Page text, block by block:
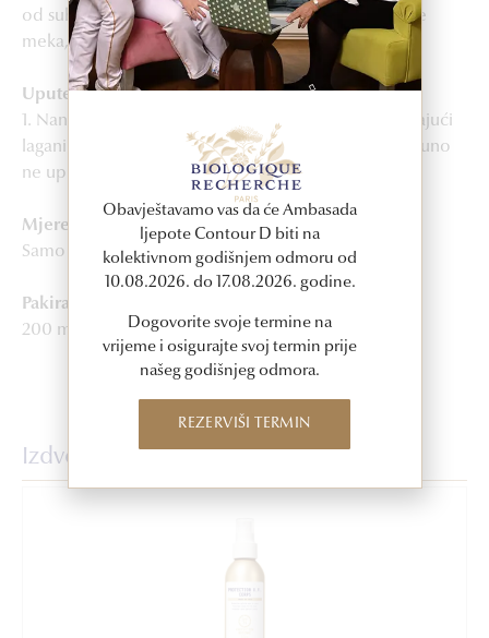
od suhoće. Poslije upotrebe ove kreme koža postaje
meka, nježna, glatka i uravnotežena.
Upute za upotrebu
1. Nanosi se na cijelo tijelo ujutro i/ili navečer, masirajući
laganim pokretima uzlaznim pokretima dok se potpuno
ne upije.
Mjere opreza
Samo za vanjsku upotrebu.
Pakiranje
200 ml
Izdvojeni proizvodi
Obavještavamo vas da će Ambasada
ljepote Contour D biti na
kolektivnom godišnjem odmoru od
10.08.2026. do 17.08.2026. godine.
Dogovorite svoje termine na
vrijeme i osigurajte svoj termin prije
našeg godišnjeg odmora.
REZERVIŠI TERMIN